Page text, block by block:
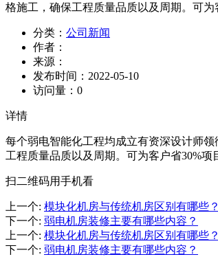
格施工，确保工程质量品质以及周期。可为
分类： 公司新闻
作者：
来源：
发布时间： 2022-05-10
访问量： 0
详情
每个弱电智能化工程均成立有资深设计师
工程质量品质以及周期。可为客户省30%项
扫二维码用手机看
上一个: 模块化机房与传统机房区别有哪些？
下一个: 弱电机房装修主要有哪些内容？
上一个: 模块化机房与传统机房区别有哪些？
下一个: 弱电机房装修主要有哪些内容？